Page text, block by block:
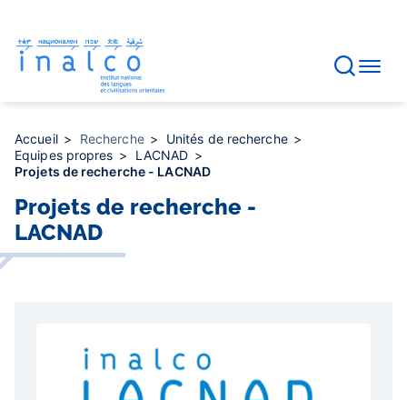
contenu
principal
Accueil Recherche
Unités de recherche
Equipes propres
LACNAD
Projets de recherche - LACNAD
Projets de recherche -
LACNAD